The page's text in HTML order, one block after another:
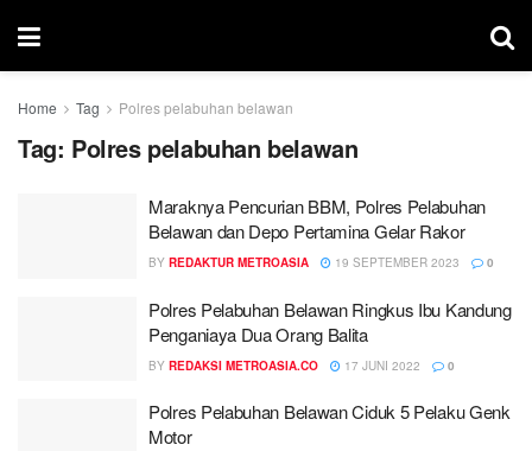
Home Tag Polres pelabuhan belawan
Tag: Polres pelabuhan belawan
Maraknya Pencurian BBM, Polres Pelabuhan
Belawan dan Depo Pertamina Gelar Rakor
BY REDAKTUR METROASIA 19 SEPTEMBER 2023 0
Polres Pelabuhan Belawan Ringkus Ibu Kandung
Penganiaya Dua Orang Balita
BY REDAKSI METROASIA.CO 17 JUNI 2022 0
Polres Pelabuhan Belawan Ciduk 5 Pelaku Genk
Motor